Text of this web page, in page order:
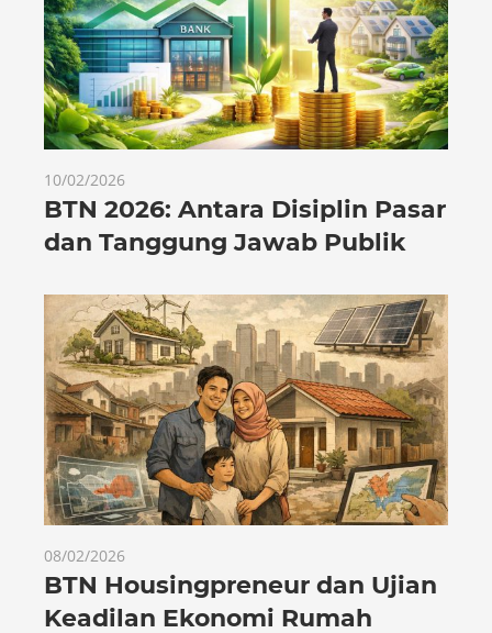
10/02/2026
BTN 2026: Antara Disiplin Pasar
dan Tanggung Jawab Publik
08/02/2026
BTN Housingpreneur dan Ujian
Keadilan Ekonomi Rumah